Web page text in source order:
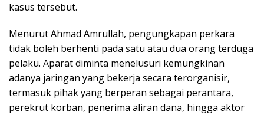
kasus tersebut.
Menurut Ahmad Amrullah, pengungkapan perkara
tidak boleh berhenti pada satu atau dua orang terduga
pelaku. Aparat diminta menelusuri kemungkinan
adanya jaringan yang bekerja secara terorganisir,
termasuk pihak yang berperan sebagai perantara,
perekrut korban, penerima aliran dana, hingga aktor